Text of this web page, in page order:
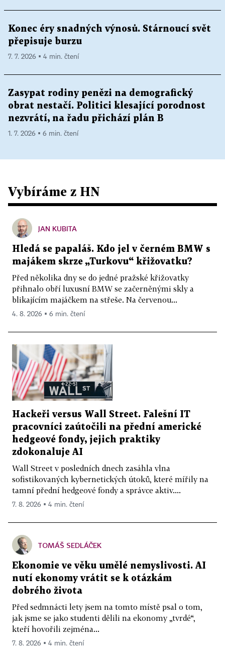
Konec éry snadných výnosů. Stárnoucí svět
přepisuje burzu
7. 7. 2026 ▪ 4 min. čtení
Zasypat rodiny penězi na demografický
obrat nestačí. Politici klesající porodnost
nezvrátí, na řadu přichází plán B
1. 7. 2026 ▪ 6 min. čtení
Vybíráme z HN
JAN KUBITA
Hledá se papaláš. Kdo jel v černém BMW s
majákem skrze „Turkovu“ křižovatku?
Před několika dny se do jedné pražské křižovatky
přihnalo obří luxusní BMW se začerněnými skly a
blikajícím majáčkem na střeše. Na červenou...
4. 8. 2026 ▪ 6 min. čtení
Hackeři versus Wall Street. Falešní IT
pracovníci zaútočili na přední americké
hedgeové fondy, jejich praktiky
zdokonaluje AI
Wall Street v posledních dnech zasáhla vlna
sofistikovaných kybernetických útoků, které mířily na
tamní přední hedgeové fondy a správce aktiv....
7. 8. 2026 ▪ 4 min. čtení
TOMÁŠ SEDLÁČEK
Ekonomie ve věku umělé nemyslivosti. AI
nutí ekonomy vrátit se k otázkám
dobrého života
Před sedmnácti lety jsem na tomto místě psal o tom,
jak jsme se jako studenti dělili na ekonomy „tvrdé“,
kteří hovořili zejména...
7. 8. 2026 ▪ 4 min. čtení